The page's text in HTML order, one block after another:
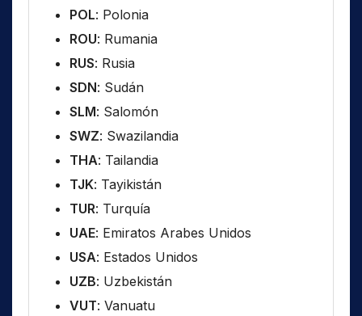
POL: Polonia
ROU: Rumania
RUS: Rusia
SDN: Sudán
SLM: Salomón
SWZ: Swazilandia
THA: Tailandia
TJK: Tayikistán
TUR: Turquía
UAE: Emiratos Arabes Unidos
USA: Estados Unidos
UZB: Uzbekistán
VUT: Vanuatu